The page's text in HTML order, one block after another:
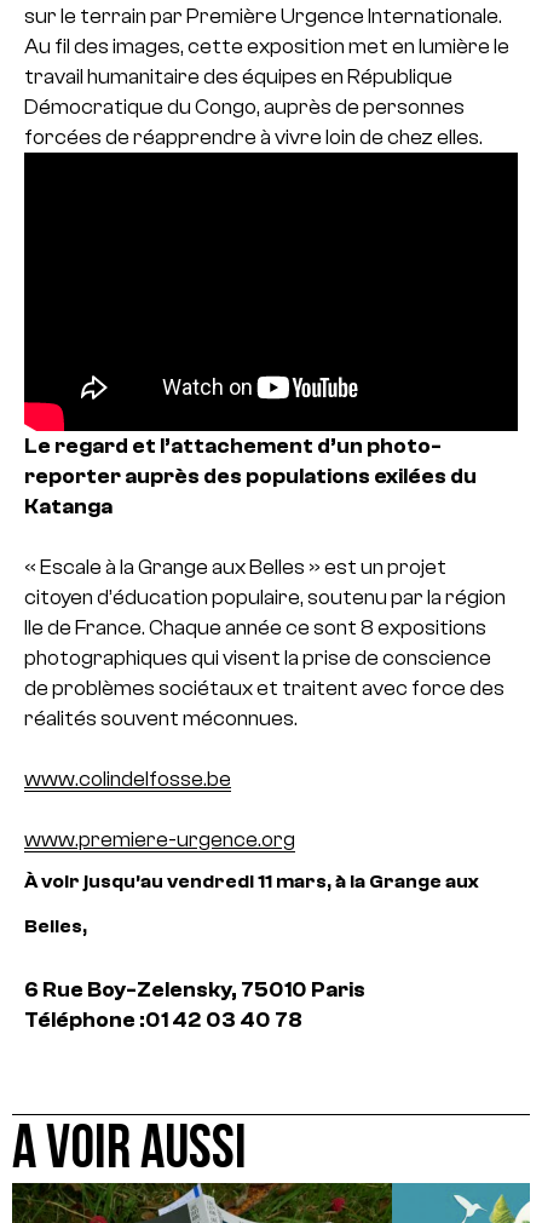
sur le terrain par Première Urgence Internationale.
Au fil des images, cette exposition met en lumière le
travail humanitaire des équipes en République
Démocratique du Congo, auprès de personnes
forcées de réapprendre à vivre loin de chez elles.
Le regard et l’attachement d’un photo-
reporter auprès des populations exilées du
Katanga
« Escale à la Grange aux Belles » est un projet
citoyen d’éducation populaire, soutenu par la région
Ile de France. Chaque année ce sont 8 expositions
photographiques qui visent la prise de conscience
de problèmes sociétaux et traitent avec force des
réalités souvent méconnues.
www.colindelfosse.be
www.premiere-urgence.org
À voir jusqu’au vendredi 11 mars, à la Grange aux
Belles,
6 Rue Boy-Zelensky, 75010 Paris
Téléphone :01 42 03 40 78
A VOIR AUSSI